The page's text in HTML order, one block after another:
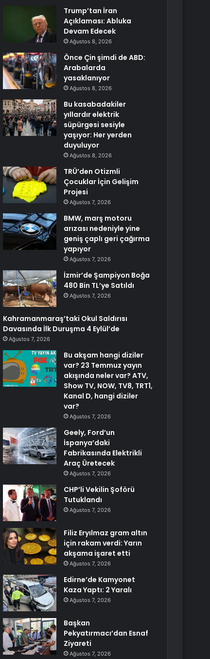
Trump’tan İran
Açıklaması: Abluka
Devam Edecek
Ağustos 8, 2026
Önce Çin şimdi de ABD:
Arabalarda
yasaklanıyor
Ağustos 8, 2026
Bu kasabadakiler
yıllardır elektrik
süpürgesi sesiyle
yaşıyor: Her yerden
duyuluyor
Ağustos 8, 2026
TRÜ’den Otizmli
Çocuklar İçin Gelişim
Projesi
Ağustos 7, 2026
BMW, marş motoru
arızası nedeniyle yine
geniş çaplı geri çağırma
yapıyor
Ağustos 7, 2026
İzmir’de Şampiyon Boğa
480 Bin TL’ye Satıldı
Ağustos 7, 2026
Kahramanmaraş’taki Okul Saldırısı
Davasında İlk Duruşma 4 Eylül’de
Ağustos 7, 2026
Bu akşam hangi diziler
var? 23 Temmuz yayın
akışında neler var? ATV,
Show TV, NOW, TV8, TRT1,
Kanal D, hangi diziler
var?
Ağustos 7, 2026
Geely, Ford’un
İspanya’daki
Fabrikasında Elektrikli
Araç Üretecek
Ağustos 7, 2026
CHP’li Vekilin Şoförü
Tutuklandı
Ağustos 7, 2026
Filiz Eryılmaz gram altın
için rakam verdi: Yarın
akşama işaret etti
Ağustos 7, 2026
Edirne’de Kamyonet
Kaza Yaptı: 2 Yaralı
Ağustos 7, 2026
Başkan
Pekyatırmacı’dan Esnaf
Ziyareti
Ağustos 7, 2026